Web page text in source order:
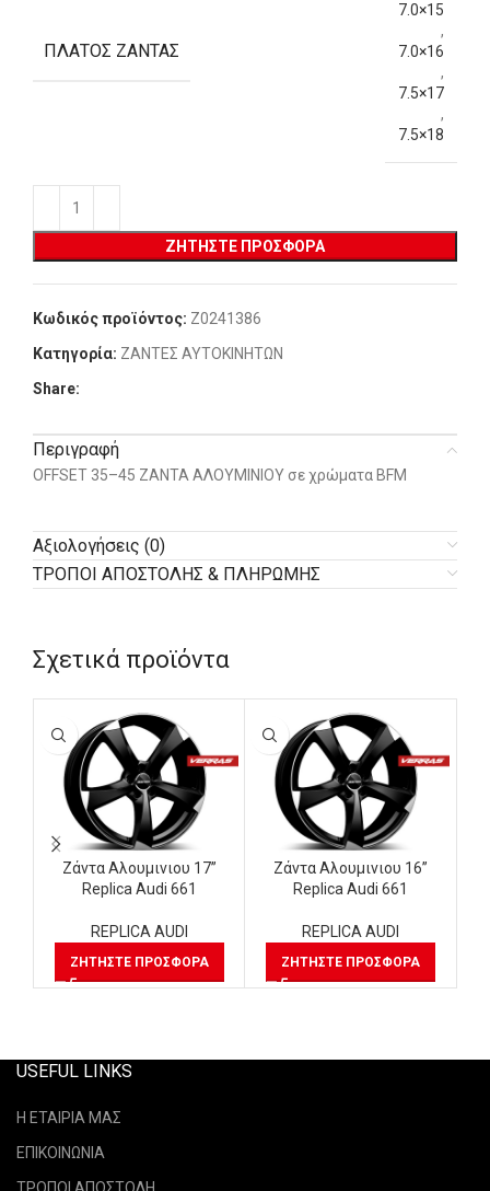
ΠΛΆΤΟΣ ΖΆΝΤΑΣ
7.0×15
,
7.0×16
,
7.5×17
,
7.5×18
ΖΗΤΉΣΤΕ ΠΡΟΣΦΟΡΆ
Κωδικός προϊόντος: Z0241386
Κατηγορία: ΖΑΝΤΕΣ ΑΥΤΟΚΙΝΗΤΩΝ
Share:
Περιγραφή
OFFSET 35–45 ΖΑΝΤΑ ΑΛΟΥΜΙΝΙΟΥ σε χρώματα BFM
Αξιολογήσεις (0)
ΤΡΟΠΟΙ ΑΠΟΣΤΟΛΗΣ & ΠΛΗΡΩΜΗΣ
Σχετικά προϊόντα
Ζάντα Αλουμινιου 17”
Replica Audi 661
REPLICA AUDI
ΖΗΤΉΣΤΕ ΠΡΟΣΦΟΡΆ
Ζάντα Αλουμινιου 16”
Replica Audi 661
REPLICA AUDI
ΖΗΤΉΣΤΕ ΠΡΟΣΦΟΡΆ
USEFUL LINKS
Η ΕΤΑΙΡΙΑ ΜΑΣ
ΕΠΙΚΟΙΝΩΝΙΑ
ΤΡΟΠΟΙ ΑΠΟΣΤΟΛΗ